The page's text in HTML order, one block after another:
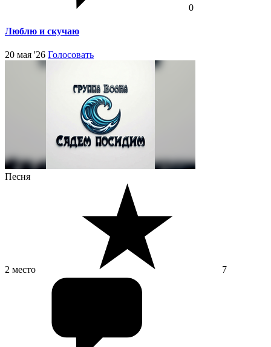
0
Люблю и скучаю
20 мая '26 Голосовать
Песня
2 место 7